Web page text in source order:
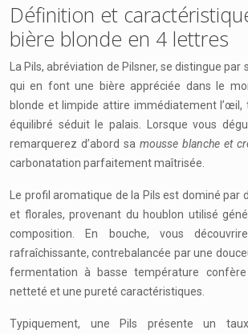
Définition et
bière blonde en 4 lettres
La Pils, abréviation de Pilsner, se distingue
qui en font une bière appréciée dans le
blonde et limpide attire immédiatement l’œil,
équilibré séduit le palais. Lorsque vous
remarquerez d’abord sa mousse blanche et
carbonatation parfaitement maîtrisée.
Le profil aromatique de la Pils est dominé par
et florales, provenant du houblon utilisé
composition. En bouche, vous
rafraîchissante, contrebalancée par une
fermentation à basse température
netteté et une pureté caractéristiques.
Typiquement, une Pils présente un taux